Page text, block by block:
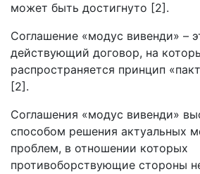
может быть достигнуто [2].
Соглашение «модус вивенди» –
действующий договор, на
распространяется принцип
[2].
Соглашения «модус вивенди»
способом решения актуальных
проблем, в отношении которых
противоборствующие стороны